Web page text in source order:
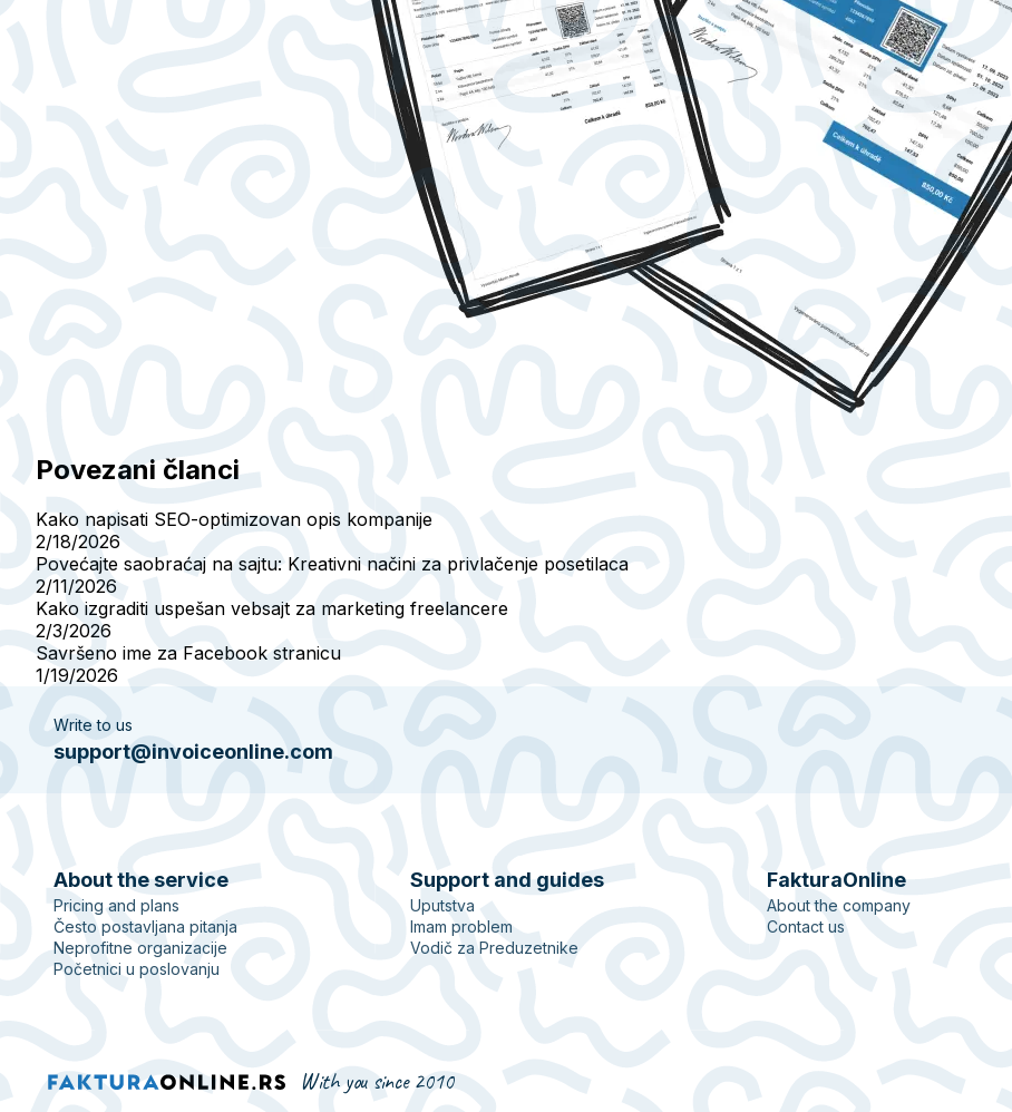
Povezani članci
Kako napisati SEO-optimizovan opis kompanije
2/18/2026
Povećajte saobraćaj na sajtu: Kreativni načini za privlačenje posetilaca
2/11/2026
Kako izgraditi uspešan vebsajt za marketing freelancere
2/3/2026
Savršeno ime za Facebook stranicu
1/19/2026
Write to us
support@invoiceonline.com
About the service
Pricing and plans
Često postavljana pitanja
Neprofitne organizacije
Početnici u poslovanju
Support and guides
Uputstva
Imam problem
Vodič za Preduzetnike
FakturaOnline
About the company
Contact us
With you since 2010